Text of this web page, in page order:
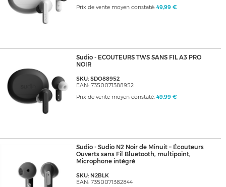
Prix de vente moyen constaté: 49,99 €
Sudio - ECOUTEURS TWS SANS FIL A3 PRO
NOIR
SKU: SDO88952
EAN: 7350071388952
Prix de vente moyen constaté: 49,99 €
Sudio - Sudio N2 Noir de Minuit – Écouteurs
Ouverts sans Fil Bluetooth, multipoint,
Microphone intégré
SKU: N2BLK
EAN: 7350071382844